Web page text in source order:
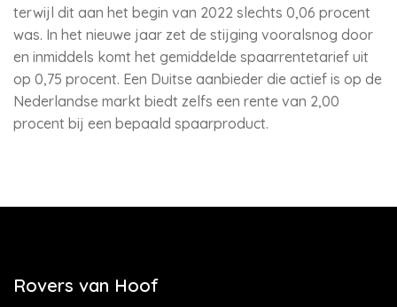
terwijl dit aan het begin van 2022 slechts 0,06 procent
was. In het nieuwe jaar zet de stijging vooralsnog door
en inmiddels komt het gemiddelde spaarrentetarief uit
op 0,75 procent. Een Duitse aanbieder die actief is op de
Nederlandse markt biedt zelfs een rente van 2,00
procent bij een bepaald spaarproduct.
Rovers van Hoof